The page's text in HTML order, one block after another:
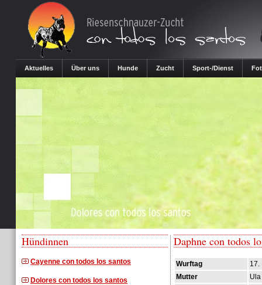
Aktuelles Über uns Hunde Zucht Sport-/Dienst
Hündinnen
Cayenne con todos los santos
Dolores con todos los santos
Daphne con todos
Wurftag
17.
Mutter